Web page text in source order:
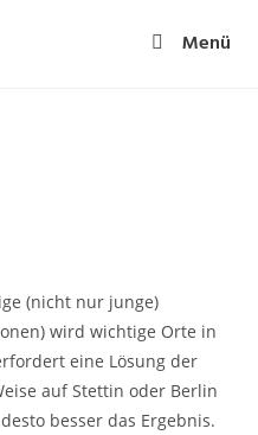
Menü
(nicht nur junge)
wird wichtige Orte in
eine Lösung der
auf Stettin oder Berlin
besser das Ergebnis.